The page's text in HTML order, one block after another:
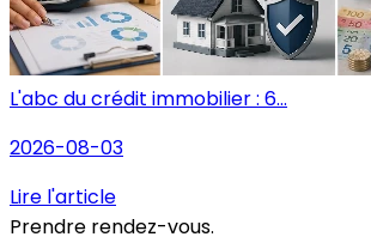
L'abc du crédit immobilier : 6...
2026-08-03
Lire l'article
Prendre rendez-vous.